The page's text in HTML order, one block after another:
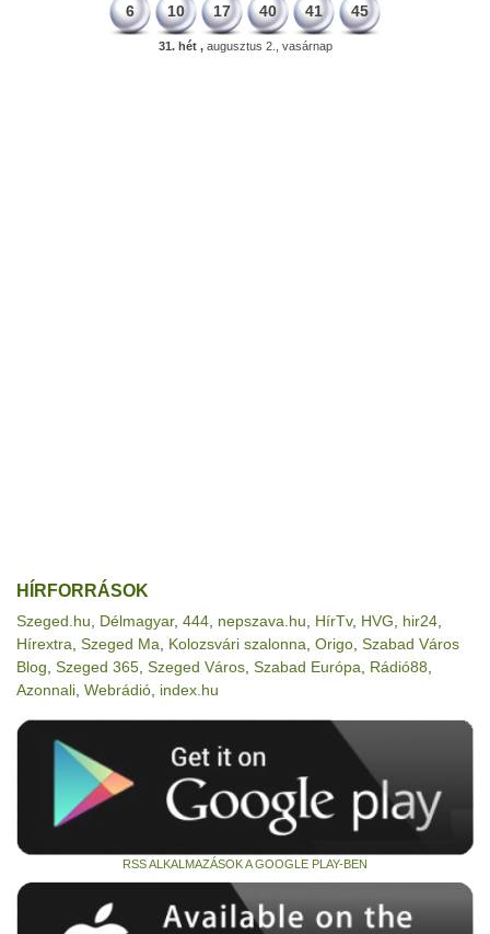
6 10 17 40 41 45
31. hét ,augusztus 2., vasárnap
HÍRFORRÁSOK
Szeged.hu Délmagyar, 444 nepszava.hu HírTv, HVG hir24
Hírextra Szeged Ma Kolozsvári szalonna Origo Szabad Város
Blog Szeged 365 Szeged Város Szabad Európa Rádió88
Azonnali Webrádió index.hu
RSS ALKALMAZÁSOK A GOOGLE PLAY-BEN